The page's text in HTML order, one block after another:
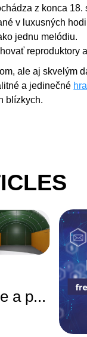
z konca 18.
v luxusných
jednu melódiu.
reproduktory
ale aj skvelým
a jedinečné
blízkych.
a p...